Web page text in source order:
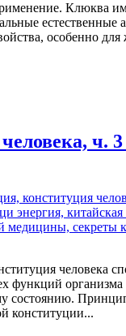
Клюква
естественные
особенно для
ч.
человека
функций
состоянию.
конституции...